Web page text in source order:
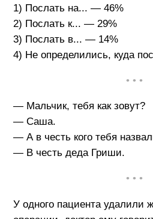
1) Послать на... — 46%
2) Послать к... — 29%
3) Послать в... — 14%
4) Не определились, куда
• • •
— Мальчик, тебя как зовут?
— Саша.
— А в честь кого тебя
— В честь деда Гриши.
• • •
У одного пациента удалили